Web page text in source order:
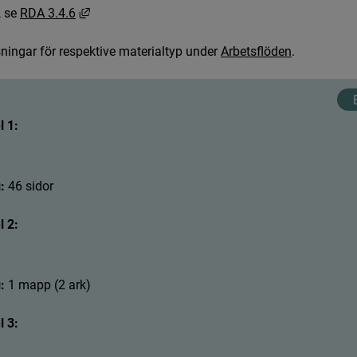
, se RDA 3.4.6 L
ningar för respektive materialtyp under Arbetsföden.
1:
46 sidor
2:
1 mapp (2 ark)
3: